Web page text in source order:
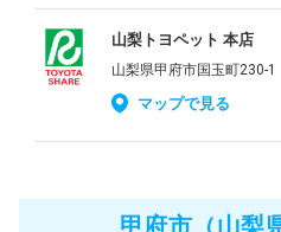
山梨トヨペット 本店
山梨県甲府市国玉町230-1
マップで見る